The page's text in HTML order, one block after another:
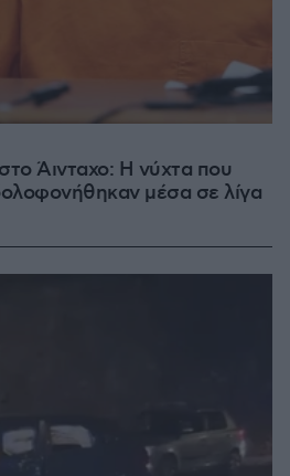
Άινταχο: Η νύχτα που
μέσα σε λίγα